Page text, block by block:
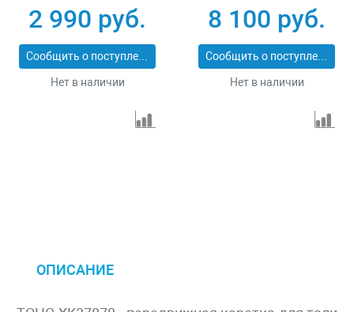
XK37877
2 990 руб.
Сообщить о поступлении
Нет в наличии
т TOHO TD-1A
8 100 руб.
Сообщить о поступлении
Нет в наличии
ОПИСАНИЕ